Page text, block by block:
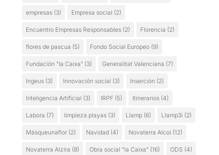
empresas(3) Empresa social (2)
Encuentro Empresas Responsables(2) Florencia (2)
flores de pascua (5) Fondo Social Europeo(9)
Fundación "la Caixa" (3) Generalitat Valenciana (7)
Ingeus(3) Innovación social (3) Inserción (2)
Inteligencia Artificial (3) IRPF(5) Itinerarios(4)
Labora (7) limpieza playas(3) Llamp(6) Llamp3i (2)
Másqueunaflor(2) Navidad(4) Novaterra Alcoi (12)
Novaterra Alzira (8) Obra social "la Caixa" (16) ODS (4)